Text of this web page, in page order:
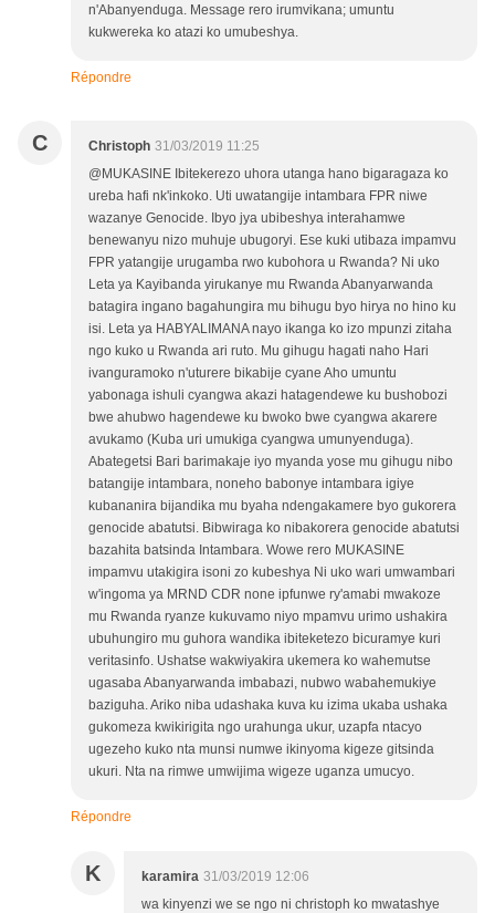
n'Abanyenduga. Message rero irumvikana; umuntu
kukwereka ko atazi ko umubeshya.
Répondre
C Christoph 31/03/2019 11:25
@MUKASINE Ibitekerezo uhora utanga hano bigaragaza ko
ureba hafi nk'inkoko. Uti uwatangije intambara FPR niwe
wazanye Genocide. Ibyo jya ubibeshya interahamwe
benewanyu nizo muhuje ubugoryi. Ese kuki utibaza impamvu
FPR yatangije urugamba rwo kubohora u Rwanda? Ni uko
Leta ya Kayibanda yirukanye mu Rwanda Abanyarwanda
batagira ingano bagahungira mu bihugu byo hirya no hino ku
isi. Leta ya HABYALIMANA nayo ikanga ko izo mpunzi zitaha
ngo kuko u Rwanda ari ruto. Mu gihugu hagati naho Hari
ivanguramoko n'uturere bikabije cyane Aho umuntu
yabonaga ishuli cyangwa akazi hatagendewe ku bushobozi
bwe ahubwo hagendewe ku bwoko bwe cyangwa akarere
avukamo (Kuba uri umukiga cyangwa umunyenduga).
Abategetsi Bari barimakaje iyo myanda yose mu gihugu nibo
batangije intambara, noneho babonye intambara igiye
kubananira bijandika mu byaha ndengakamere byo gukorera
genocide abatutsi. Bibwiraga ko nibakorera genocide abatutsi
bazahita batsinda Intambara. Wowe rero MUKASINE
impamvu utakigira isoni zo kubeshya Ni uko wari umwambari
w'ingoma ya MRND CDR none ipfunwe ry'amabi mwakoze
mu Rwanda ryanze kukuvamo niyo mpamvu urimo ushakira
ubuhungiro mu guhora wandika ibiteketezo bicuramye kuri
veritasinfo. Ushatse wakwiyakira ukemera ko wahemutse
ugasaba Abanyarwanda imbabazi, nubwo wabahemukiye
baziguha. Ariko niba udashaka kuva ku izima ukaba ushaka
gukomeza kwikirigita ngo urahunga ukur, uzapfa ntacyo
ugezeho kuko nta munsi numwe ikinyoma kigeze gitsinda
ukuri. Nta na rimwe umwijima wigeze uganza umucyo.
Répondre
K karamira 31/03/2019 12:06
wa kinyenzi we se ngo ni christoph ko mwatashye